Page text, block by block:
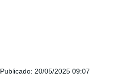
Publicado: 20/05/2025 09:07